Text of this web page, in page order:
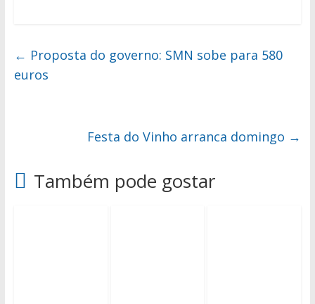
← Proposta do governo: SMN sobe para 580
euros
Festa do Vinho arranca domingo →
Também pode gostar